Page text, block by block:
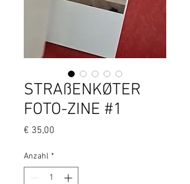
STRAßENKØTER
FOTO-ZINE #1
€ 35,00
Anzahl *